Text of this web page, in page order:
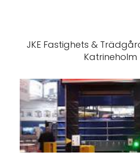
JKE Fastighets &
Katrineholm